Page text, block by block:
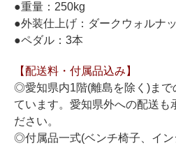
調律
修理
タッチ・音色の調整
ピアノクリーニングと引越し
ピアノレンタル
●重量：250kg
●外装仕上げ：ダークウォルナ
●ペダル：3本
【配送料・付属品込み】
◎愛知県内1階(離島を除く)まで
ています。愛知県外への配送も
ださい。
◎付属品一式(ベンチ椅子、イ